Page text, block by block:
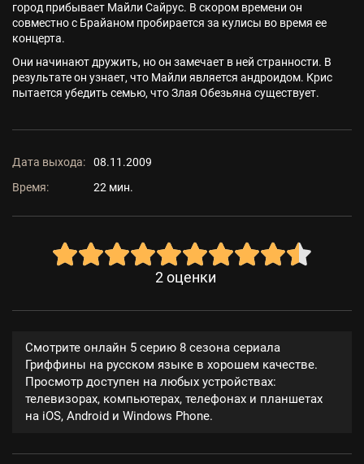
город прибывает Майли Сайрус. В скором времени он
совместно с Брайаном пробирается за кулисы во время ее
концерта.
Они начинают дружить, но он замечает в ней странности. В
результате он узнает, что Майли является андроидом. Крис
пытается убедить семью, что Злая Обезьяна существует.
Дата выхода:
08.11.2009
Время:
22 мин.
2 оценки
Смотрите онлайн 5 серию 8 сезона сериала
Гриффины на русском языке в хорошем качестве.
Просмотр доступен на любых устройствах:
телевизорах, компьютерах, телефонах и планшетах
на iOS, Android и Windows Phone.